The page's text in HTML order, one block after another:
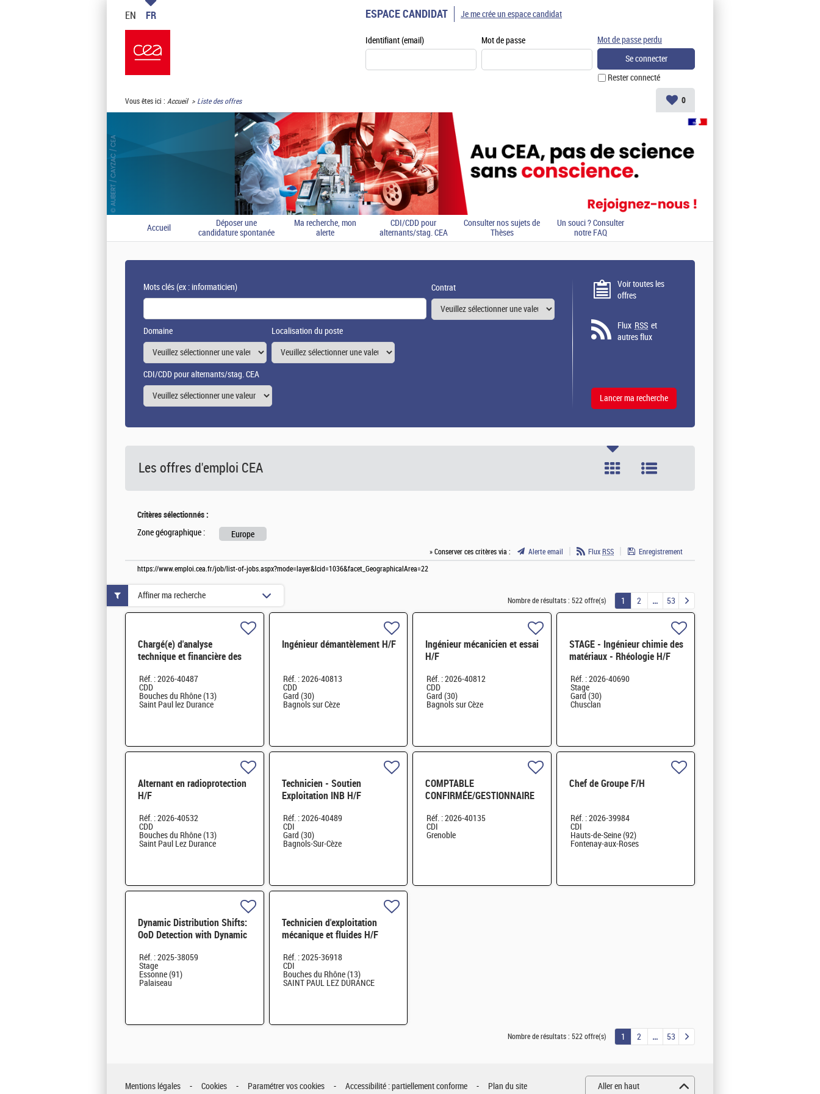
EN FR ESPACE CANDIDAT
Identifiant (email) Mot de passe
Rester connecté
Mot de passe perdu
Je me crée un espace candidat
Vous êtes ici : Accueil Liste des offres 0
Accueil
Déposer une
candidature spontanée
Ma recherche, mon
alerte
CDI/CDD pour
alternants/stag. CEA
Consulter nos sujets de
Thèses
Un souci ? Consulter
notre FAQ
Mots clés(ex : informaticien) Contrat
Domaine Localisation du poste
CDI/CDD pour alternants/stag. CEA
Voir toutes les
offres
Flux RSS et
autres flux
Les offres d'emploi CEA
Critères sélectionnés :
Zone géographique : Europe
» Conserver ces critères via : Alerte email Flux RSS
Enregistrement
https://www.emploi.cea.fr/job/list-of-jobs.aspx?mode=layer&lcid=1036&facet_GeographicalArea=22
Nombre de résultats : 522 offre(s) 1 2 53
Chargé(e) d'analyse
technique et financière des
électromécanique H/F
Réf. : 2026-40487
CDD
Bouches du Rhône (13)
Saint Paul lez Durance
Ingénieur démantèlement H/F
Réf. : 2026-40813
CDD
Gard (30)
Bagnols sur Cèze
Ingénieur mécanicien et essai
H/F
Réf. : 2026-40812
CDD
Gard (30)
Bagnols sur Cèze
STAGE - Ingénieur chimie des
matériaux - Rhéologie H/F
Réf. : 2026-40690
Stage
Gard (30)
Chusclan
Alternant en radioprotection
H/F
Réf. : 2026-40532
CDD
Bouches du Rhône (13)
Saint Paul Lez Durance
Technicien - Soutien
Exploitation INB H/F
Réf. : 2026-40489
CDI
Gard (30)
Bagnols-Sur-Cèze
COMPTABLE
CONFIRMÉE/GESTIONNAIRE
Réf. : 2026-40135
CDI
Grenoble
Chef de Groupe F/H
Réf. : 2026-39984
CDI
Hauts-de-Seine (92)
Fontenay-aux-Roses
Dynamic Distribution Shifts:
OoD Detection with Dynamic
Réf. : 2025-38059
Stage
Essonne (91)
Palaiseau
Technicien d'exploitation
mécanique et fluides H/F
Réf. : 2025-36918
CDI
Bouches du Rhône (13)
SAINT PAUL LEZ DURANCE
Affiner ma recherche
Nombre de résultats : 522 offre(s) 1 2 53
Mentions légales Cookies Paramétrer vos cookies Accessibilité : partiellement conforme Plan du site Aller en haut